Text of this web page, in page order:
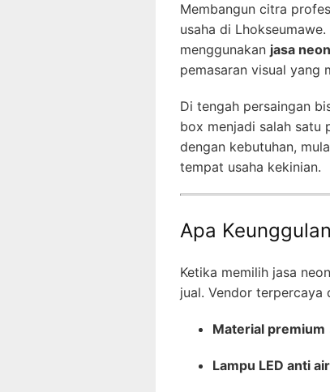
Membangun citra
usaha di
menggunakan jasa
pemasaran visual yang
Di tengah persaingan
box menjadi salah satu
dengan kebutuhan,
tempat usaha kekinian.
Apa
Ketika memilih jasa
jual. Vendor terpercaya
Material premium
Lampu LED anti air